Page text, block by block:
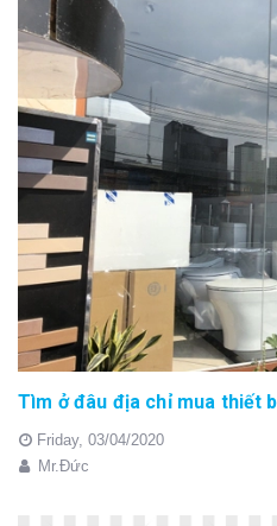
Friday, 03/04/2020
Mr.Đức